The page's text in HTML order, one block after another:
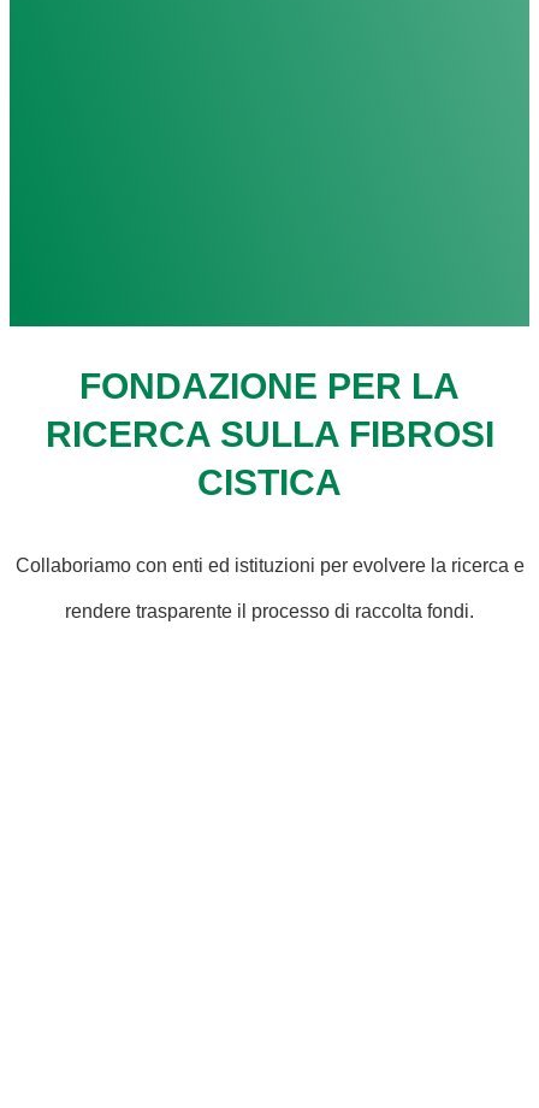
FONDAZIONE PER LA
RICERCA SULLA FIBROSI
CISTICA
Collaboriamo con enti ed istituzioni per evolvere la ricerca e
rendere trasparente il processo di raccolta fondi.